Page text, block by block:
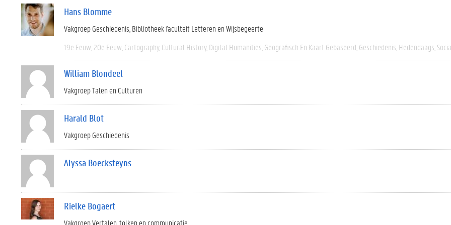
Hans Blomme
Vakgroep Geschiedenis Bibliotheek faculteit Letteren en Wijsbegeerte
19e Eeuw 20e Eeuw Cartography Cultural History Digital Humanities Geografisch En Kaart Gebaseerd Geschiedenis Hedendaags
William Blondeel
Vakgroep Talen en Culturen
Harald Blot
Vakgroep Geschiedenis
Alyssa Boecksteyns
Rielke Bogaert
Vakgroep Vertalen, tolken en communicatie